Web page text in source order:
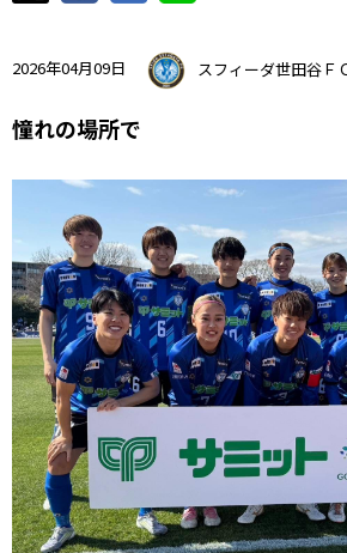
2026年04月09日 スフィーダ世田谷Ｆ
憧れの場所で